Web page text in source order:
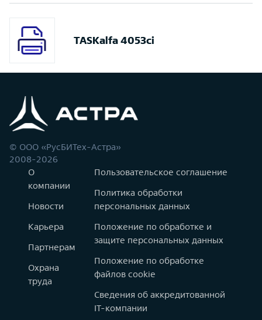
TASKalfa 4053ci
© ООО «РусБИТех-Астра»
2008-2026
О
компании
Новости
Карьера
Партнерам
Охрана
труда
Пользовательское соглашение
Политика обработки
персональных данных
Положение по обработке и
защите персональных данных
Положение по обработке
файлов cookie
Сведения об аккредитованной
IT-компании